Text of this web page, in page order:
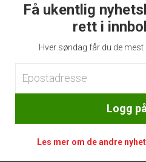
Få ukentlig
rett i
Hver søndag får du de
Logg
Les mer om de andre